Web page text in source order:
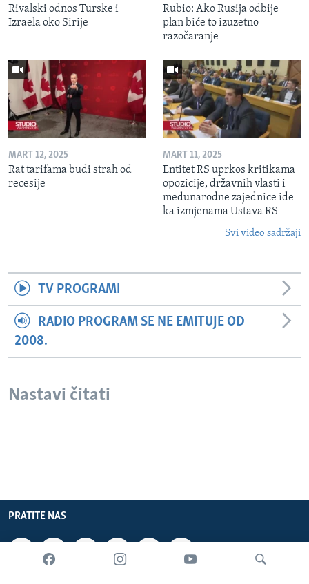
Rivalski odnos Turske i
Izraela oko Sirije
Rubio: Ako Rusija odbije
plan biće to izuzetno
razočaranje
MART 12, 2025
Rat tarifama budi strah od
recesije
MART 11, 2025
Entitet RS uprkos kritikama
opozicije, državnih vlasti i
međunarodne zajednice ide
ka izmjenama Ustava RS
Svi video sadržaji
TV PROGRAMI
RADIO PROGRAM SE NE EMITUJE OD
2008.
Nastavi čitati
PRATITE NAS